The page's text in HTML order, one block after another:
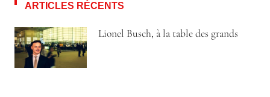
ARTICLES RÉCENTS
Lionel Busch, à la table des grands